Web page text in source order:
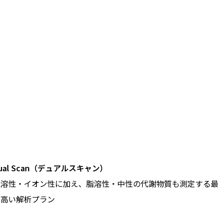
Scan（デュアルスキャン）
性・イオン性に加え、脂溶性・中性の代謝物質も測定する
い解析プラン